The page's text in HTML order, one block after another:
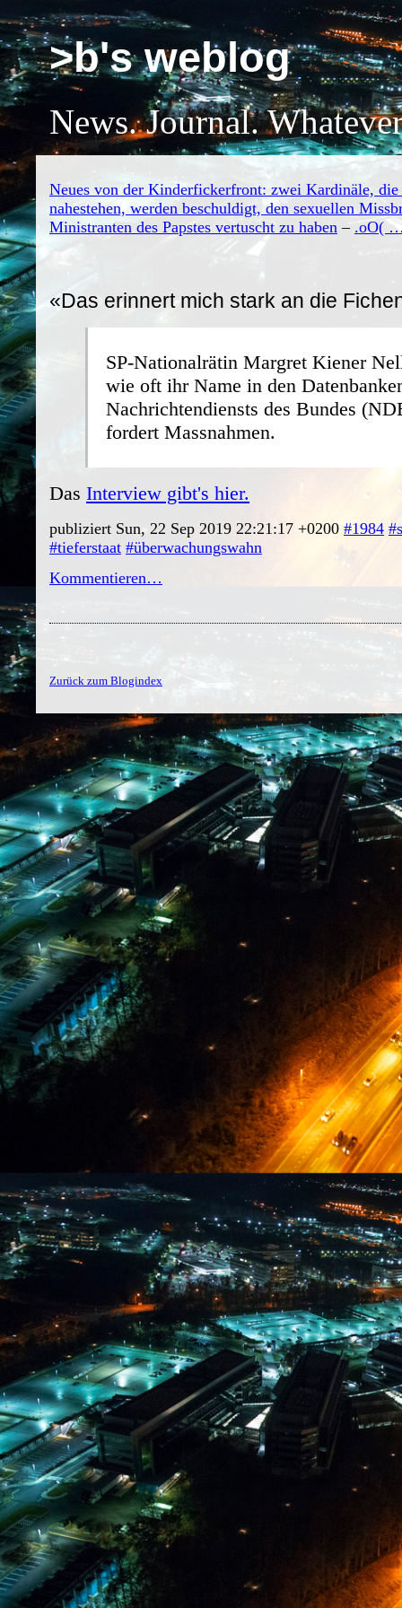
>b's weblog
News. Journal.
Neues von der Kinderfickerfront: zwei Kardinäle, die
nahestehen, werden beschuldigt, den sexuellen
Ministranten des Papstes vertuscht zu haben – .oO(
«Das erinnert mich stark an die
SP-Nationalrätin Margret Kiener
wie oft ihr Name in den
Nachrichtendiensts des Bundes
fordert Massnahmen.
Das Interview gibt's hier.
publiziert Sun, 22 Sep 2019 22:21:17 +0200 #1984
#tieferstaat #überwachungswahn
Kommentieren…
Zurück zum Blogindex